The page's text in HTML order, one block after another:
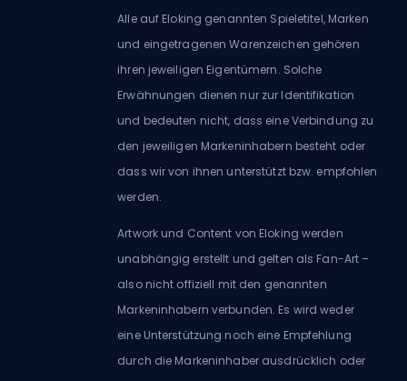
Alle auf Eloking genannten Spieletitel, Marken
und eingetragenen Warenzeichen gehören
ihren jeweiligen Eigentümern. Solche
Erwähnungen dienen nur zur Identifikation
und bedeuten nicht, dass eine Verbindung zu
den jeweiligen Markeninhabern besteht oder
dass wir von ihnen unterstützt bzw. empfohlen
werden.
Artwork und Content von Eloking werden
unabhängig erstellt und gelten als Fan-Art –
also nicht offiziell mit den genannten
Markeninhabern verbunden. Es wird weder
eine Unterstützung noch eine Empfehlung
durch die Markeninhaber ausdrücklich oder